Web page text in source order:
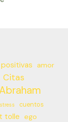
amor
Citas
cuentos
tolle ego